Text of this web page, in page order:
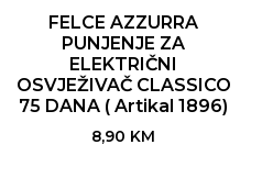
FELCE AZZURRA
PUNJENJE ZA
ELEKTRIČNI
OSVJEŽIVAČ CLASSICO
75 DANA ( Artikal 1896)
8,90 KM